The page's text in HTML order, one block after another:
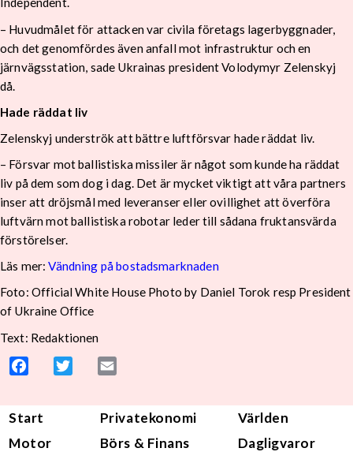
– Huvudmålet för attacken var civila företags lagerbyggnader,
och det genomfördes även anfall mot infrastruktur och en
järnvägsstation, sade Ukrainas president Volodymyr Zelenskyj
då.
Hade räddat liv
Zelenskyj underströk att bättre luftförsvar hade räddat liv.
– Försvar mot ballistiska missiler är något som kunde ha räddat
liv på dem som dog i dag. Det är mycket viktigt att våra partners
inser att dröjsmål med leveranser eller ovillighet att överföra
luftvärn mot ballistiska robotar leder till sådana fruktansvärda
förstörelser.
Läs mer:Vändning på bostadsmarknaden
Foto: Official White House Photo by Daniel Torok resp President
of Ukraine Office
Text: Redaktionen
Facebook Twitter
Start Privatekonomi
Världen
Motor
Börs & Finans
Dagligvaror